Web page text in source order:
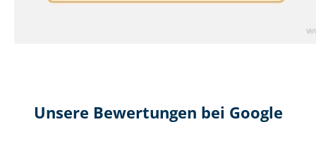
Unsere Bewertungen bei Google